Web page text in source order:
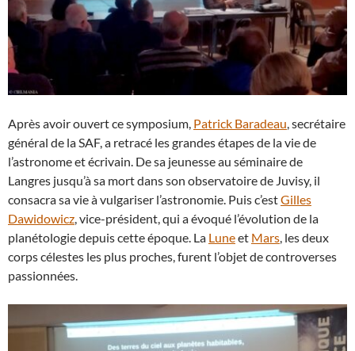
Après avoir ouvert ce symposium, Patrick Baradeau , secrétaire
général de la SAF, a retracé les grandes étapes de la vie de
l’astronome et écrivain. De sa jeunesse au séminaire de
Langres jusqu’à sa mort dans son observatoire de Juvisy, il
consacra sa vie à vulgariser l’astronomie. Puis c’estGilles
Dawidowicz , vice-président, qui a évoqué l’évolution de la
planétologie depuis cette époque. La Luneet Mars , les deux
corps célestes les plus proches, furent l’objet de controverses
passionnées.